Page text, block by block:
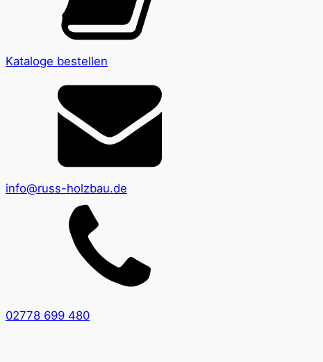
Kataloge bestellen
info@russ-holzbau.de
02778 699 480